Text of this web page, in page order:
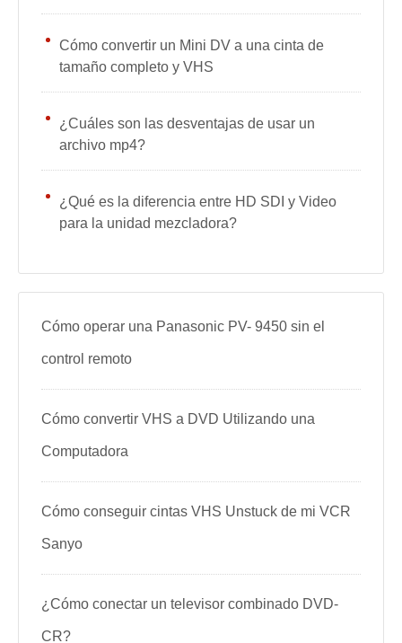
Cómo convertir un Mini DV a una cinta de
tamaño completo y VHS
¿Cuáles son las desventajas de usar un
archivo mp4?
¿Qué es la diferencia entre HD SDI y Video
para la unidad mezcladora?
Cómo operar una Panasonic PV- 9450 sin el
control remoto
Cómo convertir VHS a DVD Utilizando una
Computadora
Cómo conseguir cintas VHS Unstuck de mi VCR
Sanyo
¿Cómo conectar un televisor combinado DVD-
CR?